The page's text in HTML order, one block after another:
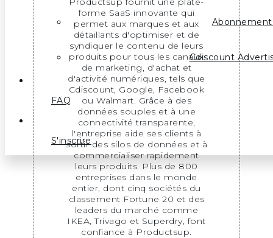
Cdiscount
FAQ
S'inscrire
forme SaaS innovante qui
permet aux marques et aux
détaillants d'optimiser et de
syndiquer le contenu de leurs
produits pour tous les canaux
de marketing, d'achat et
d'activité numériques, tels que
Cdiscount, Google, Facebook
ou Walmart. Grâce à des
données souples et à une
connectivité transparente,
l'entreprise aide ses clients à
sortir des silos de données et à
commercialiser rapidement
leurs produits. Plus de 800
entreprises dans le monde
entier, dont cinq sociétés du
classement Fortune 20 et des
leaders du marché comme
IKEA, Trivago et Superdry, font
confiance à Productsup.